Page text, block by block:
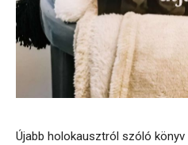
Újabb holokausztról szóló